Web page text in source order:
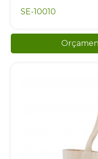
SE-10010